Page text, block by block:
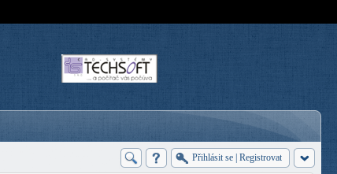
Přihlásit se Registrovat